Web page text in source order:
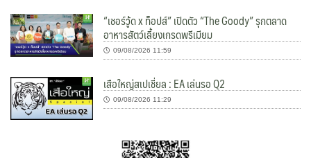
“เชอร์วู้ด x ท็อปส์” เปิดตัว “The Goody” รุกตลาด
อาหารสัตว์เลี้ยงเกรดพรีเมียม
09/08/2026 11:59
เสือใหญ่สเปเชี่ยล : EA เล่นรอ Q2
09/08/2026 11:29